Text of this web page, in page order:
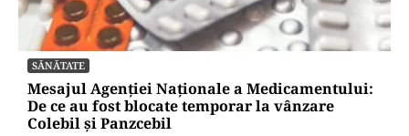
SĂNĂTATE
Mesajul Agenției Naționale a Medicamentului:
De ce au fost blocate temporar la vânzare
Colebil și Panzcebil